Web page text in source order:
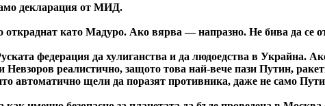
декларация от МИД.
като Мадуро. Ако вярва — напразно. Не бива да се
федерация да хулиганства и да людоедства в
реалистично, защото това най-вече пази Путин,
автоматично щели да поразят противника, даже не само